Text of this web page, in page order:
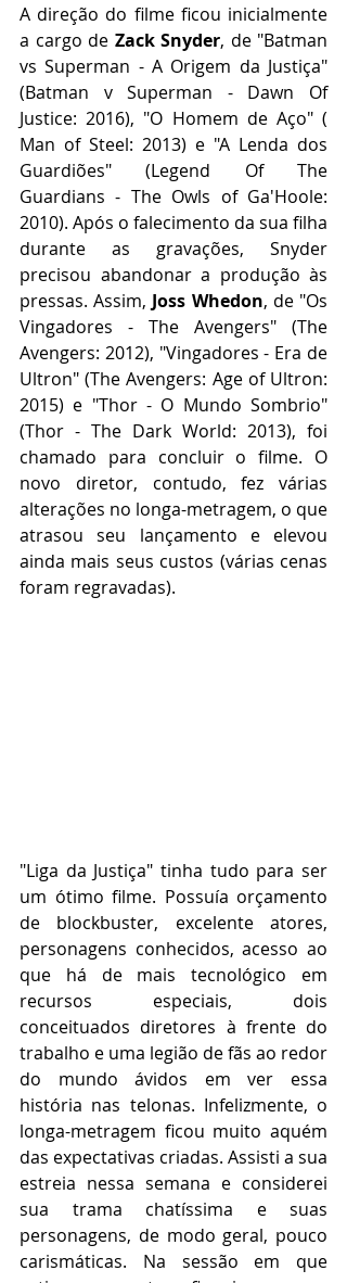
A direção do filme ficou inicialmente
a cargo de Zack Snyder, de "Batman
vs Superman - A Origem da Justiça"
(Batman v Superman - Dawn Of
Justice: 2016), "O Homem de Aço" (
Man of Steel: 2013) e "A Lenda dos
Guardiões" (Legend Of The
Guardians - The Owls of Ga'Hoole:
2010). Após o falecimento da sua filha
durante as gravações, Snyder
precisou abandonar a produção às
pressas. Assim, Joss Whedon, de "Os
Vingadores - The Avengers" (The
Avengers: 2012), "Vingadores - Era de
Ultron" (The Avengers: Age of Ultron:
2015) e "Thor - O Mundo Sombrio"
(Thor - The Dark World: 2013), foi
chamado para concluir o filme. O
novo diretor, contudo, fez várias
alterações no longa-metragem, o que
atrasou seu lançamento e elevou
ainda mais seus custos (várias cenas
foram regravadas).
"Liga da Justiça" tinha tudo para ser
um ótimo filme. Possuía orçamento
de blockbuster, excelente atores,
personagens conhecidos, acesso ao
que há de mais tecnológico em
recursos especiais, dois
conceituados diretores à frente do
trabalho e uma legião de fãs ao redor
do mundo ávidos em ver essa
história nas telonas. Infelizmente, o
longa-metragem ficou muito aquém
das expectativas criadas. Assisti a sua
estreia nessa semana e considerei
sua trama chatíssima e suas
personagens, de modo geral, pouco
carismáticas. Na sessão em que